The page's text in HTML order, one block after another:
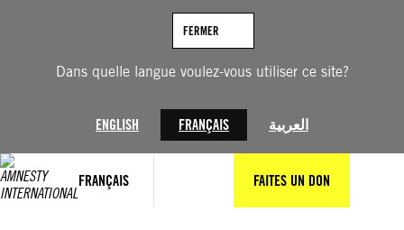
Dans quelle langue voulez-vous utiliser ce site?
ENGLISH FRANÇAIS العربية
FERMER
FRANÇAIS FAITES UN DON